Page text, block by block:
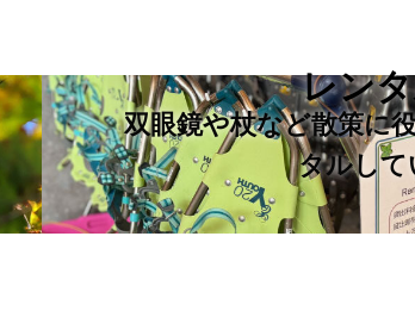
レン
双眼鏡や杖など散策に
タルして